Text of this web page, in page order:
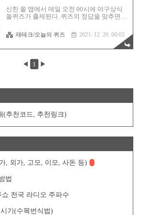
해 출금, 신용/체크카드를 통한 출금이 있다.
▷ 11번가 아마존 머니백( 추천코드 :
YOH9926 ) :
헤이폴 친구추천 이..
신한 쏠 앱에서 매일 오전 00시에 야구상식
쏠퀴즈가 출제된다. 퀴즈의 정답을 맞추면
1000포인트까지 지급이 된다. 쏠퀴즈는 신한
쏠 앱이나 신한페이판에서 응모할 수 있다.
신한은행에서는 매일 포인트를 지급하는 다
포인트가 은근히 잘 모이는 앱중 하나이다.
적립된 마이신한포인트는 다양한 방법으로
11번가 아마존 머니백( 추천코드 : YOH9926
헤이폴 친구추천 이벤트(추천 코드 :
bLjE7eb ) : https://bit.ly/3og3pO8 ▷ 서베이
링크..
재테크/오늘의 퀴즈 2021. 12. 20. 00:03
◀ 1 ▶
(추천코드, 추천링크)
, 외가, 고모, 이모, 사돈 등)
법
쇼 전국 라디오 주파수
기(수목번식법)